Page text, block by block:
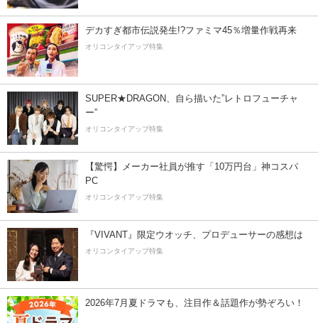
デカすぎ都市伝説発生!?ファミマ45％増量作戦再来
オリコンタイアップ特集
SUPER★DRAGON、自ら描いた”レトロフューチャ
ー”
オリコンタイアップ特集
【驚愕】メーカー社員が推す「10万円台」神コスパ
PC
オリコンタイアップ特集
『VIVANT』限定ウオッチ、プロデューサーの感想は
オリコンタイアップ特集
2026年7月夏ドラマも、注目作＆話題作が勢ぞろい！